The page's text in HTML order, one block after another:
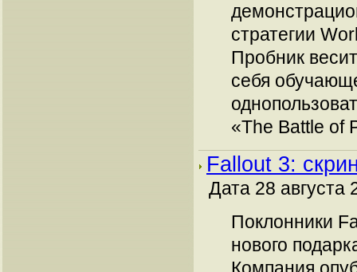
стратегии
Пробник
себя
«The Battle of
Fallout 3:
Дата 28 августа
Поклонники
нового